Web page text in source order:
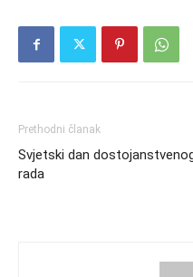
Prethodni članak
Svjetski dan
rada